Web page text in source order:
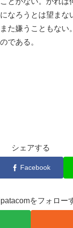
なろうとは望まな
た嫌うこともない
である。
シェアする
Facebook
をフォロー